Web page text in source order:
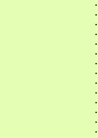
•
•
•
•
•
•
•
•
•
•
•
•
•
•